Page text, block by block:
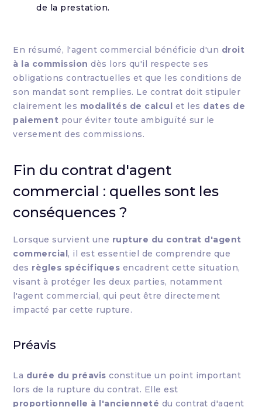
de la prestation.
En résumé, l'agent commercial bénéficie d'un droit
à la commission dès lors qu'il respecte ses
obligations contractuelles et que les conditions de
son mandat sont remplies. Le contrat doit stipuler
clairement les modalités de calcul et les dates de
paiement pour éviter toute ambiguïté sur le
versement des commissions.
Fin du contrat d'agent
commercial : quelles sont les
conséquences ?
Lorsque survient une rupture du contrat d'agent
commercial, il est essentiel de comprendre que
des règles spécifiques encadrent cette situation,
visant à protéger les deux parties, notamment
l'agent commercial, qui peut être directement
impacté par cette rupture.
Préavis
La durée du préavis constitue un point important
lors de la rupture du contrat. Elle est
proportionnelle à l'ancienneté du contrat d'agent